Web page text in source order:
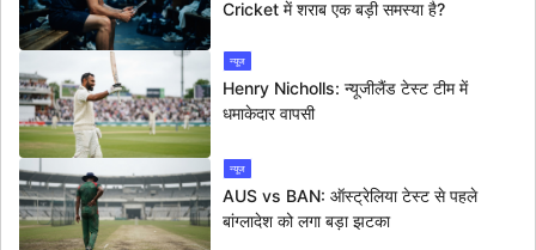
Cricket में शराब एक बड़ी समस्या है?
न्यूज
Henry Nicholls: न्यूजीलैंड टेस्ट टीम में
धमाकेदार वापसी
न्यूज
AUS vs BAN: ऑस्ट्रेलिया टेस्ट से पहले
बांग्लादेश को लगा बड़ा झटका